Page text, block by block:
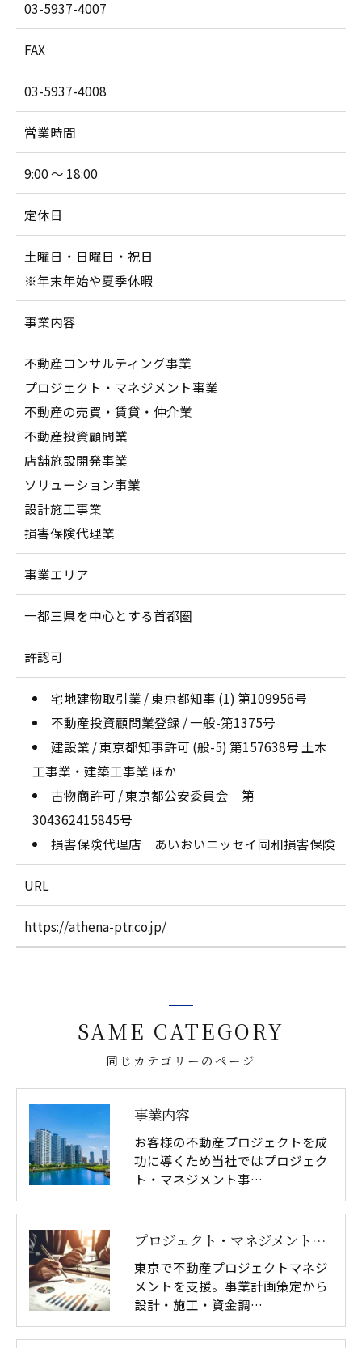
03-5937-4007
FAX
03-5937-4008
営業時間
9:00 ～ 18:00
定休日
土曜日・日曜日・祝日
※年末年始や夏季休暇
事業内容
不動産コンサルティング事業
プロジェクト・マネジメント事業
不動産の売買・賃貸・仲介業
不動産投資顧問業
店舗施設開発事業
ソリューション事業
設計施工事業
損害保険代理業
事業エリア
一都三県を中心とする首都圏
許認可
宅地建物取引業 / 東京都知事 (1) 第109956号
不動産投資顧問業登録 / 一般-第1375号
建設業 / 東京都知事許可 (般-5) 第157638号 土木
工事業・建築工事業 ほか
古物商許可 / 東京都公安委員会 第
304362415845号
損害保険代理店 あいおいニッセイ同和損害保険
URL
https://athena-ptr.co.jp/
同じカテゴリーのページ
SAME CATEGORY
事業内容
お客様の不動産プロジェクトを成
功に導くため当社ではプロジェク
ト・マネジメント事…
プロジェクト・マネジメント事業
東京で不動産プロジェクトマネジ
メントを支援。事業計画策定から
設計・施工・資金調…